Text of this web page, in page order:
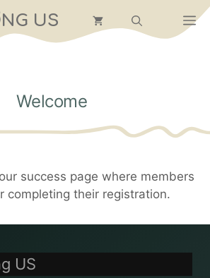
US
Welcome
success page where members
completing their registration.
US